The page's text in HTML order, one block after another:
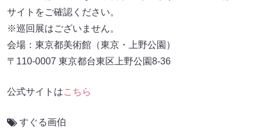
サイトをご確認ください。
※巡回展はございません。
会場：東京都美術館（東京・上野公園）
〒110-0007 東京都台東区上野公園8-36
公式サイトはこちら
すぐる画伯